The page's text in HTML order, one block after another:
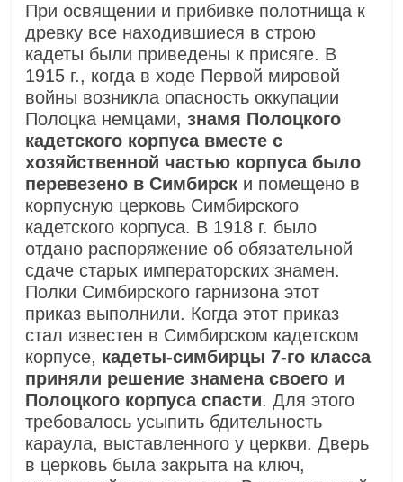
При освящении и прибивке полотнища к
древку все находившиеся в строю
кадеты были приведены к присяге. В
1915 г., когда в ходе Первой мировой
войны возникла опасность оккупации
Полоцка немцами, знамя Полоцкого
кадетского корпуса вместе с
хозяйственной частью корпуса было
перевезено в Симбирск и помещено в
корпусную церковь Симбирского
кадетского корпуса. В 1918 г. было
отдано распоряжение об обязательной
сдаче старых императорских знамен.
Полки Симбирского гарнизона этот
приказ выполнили. Когда этот приказ
стал известен в Симбирском кадетском
корпусе, кадеты-симбирцы 7-го класса
приняли решение знамена своего и
Полоцкого корпуса спасти. Для этого
требовалось усыпить бдительность
караула, выставленного у церкви. Дверь
в церковь была закрыта на ключ,